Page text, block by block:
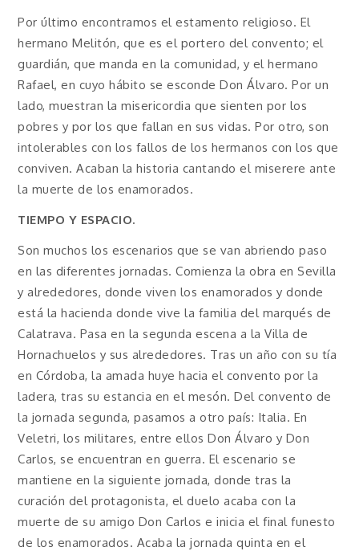
Por último encontramos el estamento religioso. El
hermano Melitón, que es el portero del convento; el
guardián, que manda en la comunidad, y el hermano
Rafael, en cuyo hábito se esconde Don Álvaro. Por un
lado, muestran la misericordia que sienten por los
pobres y por los que fallan en sus vidas. Por otro, son
intolerables con los fallos de los hermanos con los que
conviven. Acaban la historia cantando el miserere ante
la muerte de los enamorados.
TIEMPO Y ESPACIO.
Son muchos los escenarios que se van abriendo paso
en las diferentes jornadas. Comienza la obra en Sevilla
y alrededores, donde viven los enamorados y donde
está la hacienda donde vive la familia del marqués de
Calatrava. Pasa en la segunda escena a la Villa de
Hornachuelos y sus alrededores. Tras un año con su tía
en Córdoba, la amada huye hacia el convento por la
ladera, tras su estancia en el mesón. Del convento de
la jornada segunda, pasamos a otro país: Italia. En
Veletri, los militares, entre ellos Don Álvaro y Don
Carlos, se encuentran en guerra. El escenario se
mantiene en la siguiente jornada, donde tras la
curación del protagonista, el duelo acaba con la
muerte de su amigo Don Carlos e inicia el final funesto
de los enamorados. Acaba la jornada quinta en el